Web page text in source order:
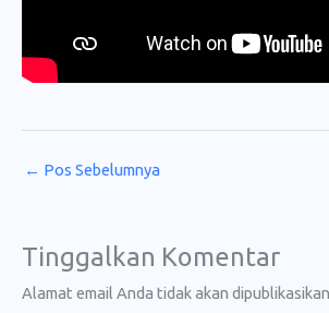
← Pos Sebelumnya
Tinggalkan Komentar
Alamat email Anda tidak akan